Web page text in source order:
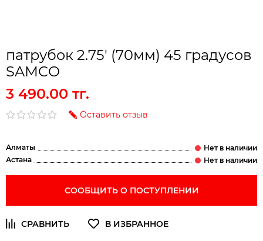
патрубок 2.75' (70мм) 45 градусов
SAMCO
3 490.00 тг.
Оставить отзыв
Алматы
Астана
СООБЩИТЬ О ПОСТУПЛЕНИИ